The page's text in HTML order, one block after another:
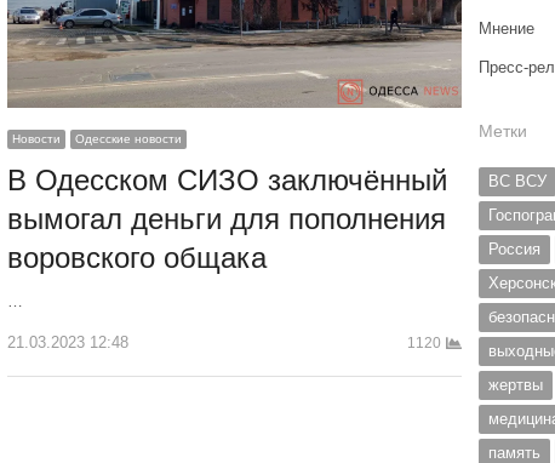
Новости Одесские новости
В Одесском СИЗО заключённый
вымогал деньги для пополнения
воровского общака
21.03.2023 12:48 1120
Мнение
Пресс-
Метки
ВС ВСУ
Россия
жертвы
память